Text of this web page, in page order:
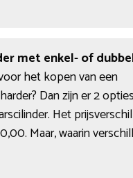
met enkel- of
het kopen van een
Dan zijn er 2
Het
Maar, waarin